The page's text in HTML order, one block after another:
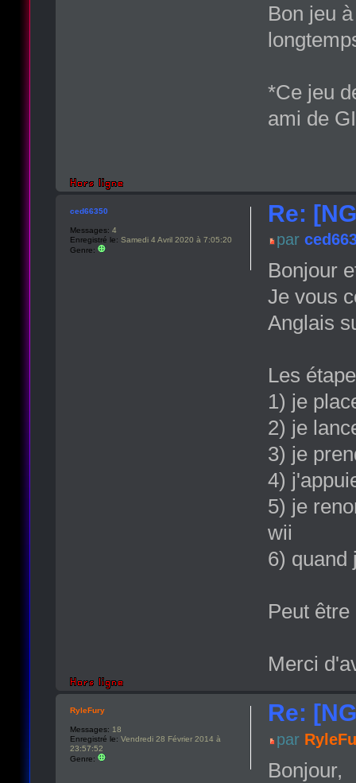
Bon jeu
*Ce jeu
ami de
Re:
par
Bonjour
Je vous
Anglais
Les
1) je
2) je
3) je
4)
5) je
wii
6) quand
Peut
Merci
ced66350
Messages: 4
Enregistré le: Samedi 4 Avril 2020 à 7:05:20
Genre:
Re:
par
Bonjour,
RyleFury
Messages: 18
Enregistré le: Vendredi 28 Février 2014 à
23:57:52
Genre: